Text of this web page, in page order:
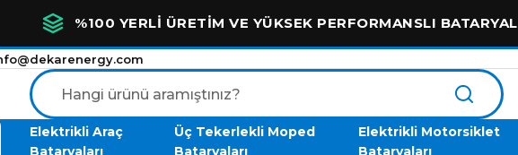
%100 YERLİ ÜRETİM VE YÜKSEK PERFORMANSLI BATARYALAR
Elektrikli Araç
Bataryaları
Üç Tekerlekli Moped
Bataryaları
Elektrikli Motorsiklet
Bataryaları